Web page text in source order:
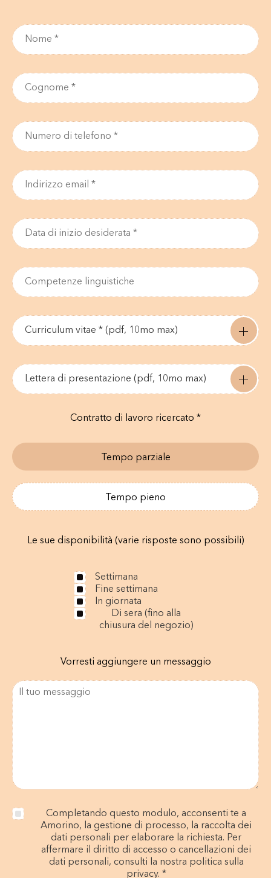
Curriculum vitae * (pdf, 10mo max)
Lettera di presentazione (pdf, 10mo max)
Contratto di lavoro ricercato *
Tempo parziale
Tempo pieno
Le sue disponibilità (varie risposte sono possibili)
Settimana
Fine settimana
In giornata
Di sera (fino alla
chiusura del negozio)
Vorresti aggiungere un messaggio
Completando questo modulo, acconsenti te a
Amorino, la gestione di processo, la raccolta dei
dati personali per elaborare la richiesta. Per
affermare il diritto di accesso o cancellazioni dei
dati personali, consulti la nostra politica sulla
privacy. *